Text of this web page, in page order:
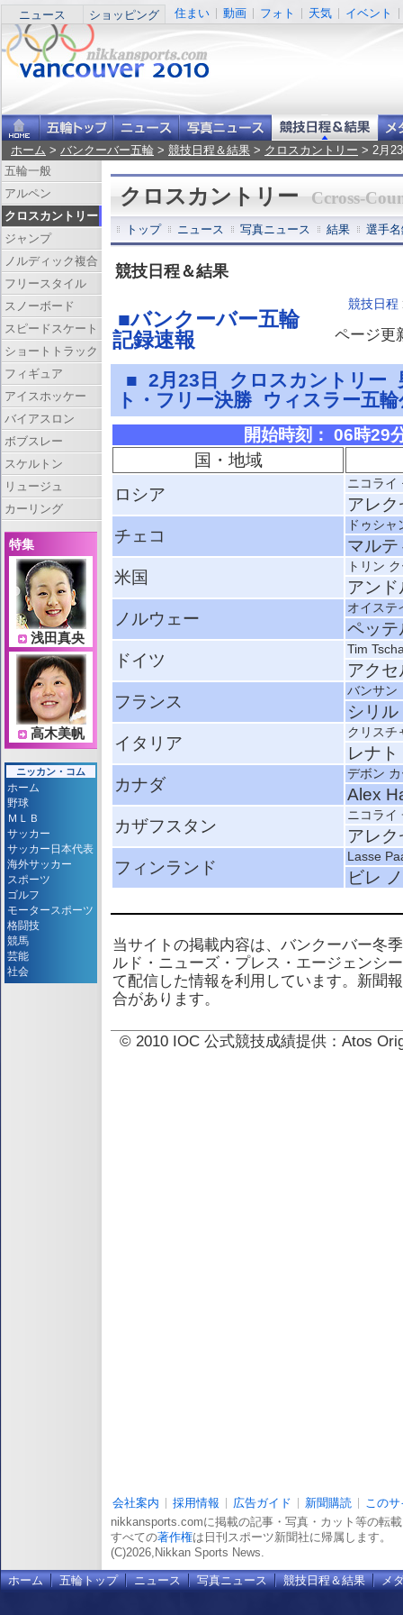
ニュース ショッピング 住まい 動画 フォト 天気 イベント
ホーム > バンクーバー五輪 > 競技日程＆結果 > クロスカントリー > 2月
クロスカントリー Ccross-
トップ ニュース 写真ニュース 結果 選手
競技日程＆結果
■バンクーバー五輪
記録速報
競技日程
ページ更
■ 2月23日 クロスカントリー
ト・フリー決勝 ウィスラー五
開始時刻： 06時29
国・地域
ロシア
ニコライ
アレ
チェコ
ドゥシ
マル
米国
トリン
アン
ノルウェー
オイステ
ペッテ
ドイツ
Tim
アク
フランス
バンサン
シリ
イタリア
クリスチ
レナ
カナダ
デボン
Alex
カザフスタン
ニコライ
アレ
フィンランド
Lasse
ビレ
当サイトの掲載内容は、バンクーバー冬
ルド・ニューズ・プレス・エージェンシ
て配信した情報を利用しています。新聞
合があります。
© 2010 IOC 公式競技成績提供：Atos
五輪一般
アルペン
クロスカントリー
ジャンプ
ノルディック複合
フリースタイル
スノーボード
スピードスケート
ショートトラック
フィギュア
アイスホッケー
バイアスロン
ボブスレー
スケルトン
リュージュ
カーリング
特集
浅田真央
高木美帆
ニッカン・コム
ホーム
野球
ＭＬＢ
サッカー
サッカー日本代表
海外サッカー
スポーツ
ゴルフ
モータースポーツ
格闘技
競馬
芸能
社会
会社案内 採用情報 広告ガイド 新聞購読
この
nikkansports.comに掲載の記事・写真・カット等の転
すべての著作権は日刊スポーツ新聞社に帰属します。
(C)2026,Nikkan Sports News.
ホーム 五輪トップ ニュース 写真ニュース 競技日程＆結果 メ